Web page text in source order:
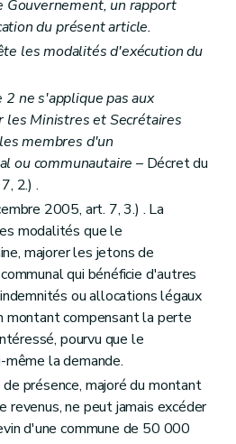
3
Le conseil
première
4
6
7
2 Attributions
8
Le collège
9
10
11
12
13
14
15
Actes des autorités des fédérations et des agglomérations de communes
1
2
3
des agglomérations et des fédérations de communes
Le personnel
1
2
3
Gouvernement, un rapport
du présent article.
les modalités d'exécution du
ne s'applique pas aux
les Ministres et Secrétaires
membres d'un
ou communautaire – Décret du
2.) .
2005, art. 7, 3.) . La
modalités que le
majorer les jetons de
qui bénéficie d'autres
ou allocations légaux
montant compensant la perte
pourvu que le
la demande.
présence, majoré du montant
revenus, ne peut jamais excéder
d'une commune de 50 000